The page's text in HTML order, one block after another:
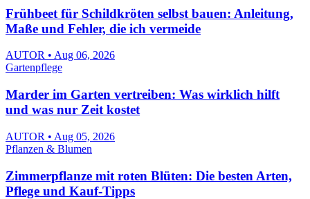
Frühbeet für Schildkröten selbst bauen: Anleitung,
Maße und Fehler, die ich vermeide
AUTOR • Aug 06, 2026
Gartenpflege
Marder im Garten vertreiben: Was wirklich hilft
und was nur Zeit kostet
AUTOR • Aug 05, 2026
Pflanzen & Blumen
Zimmerpflanze mit roten Blüten: Die besten Arten,
Pflege und Kauf-Tipps